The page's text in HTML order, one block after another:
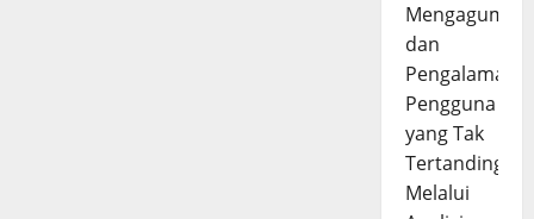
dan
Pengalaman
Pengguna
yang Tak
Tertandingi
Melalui